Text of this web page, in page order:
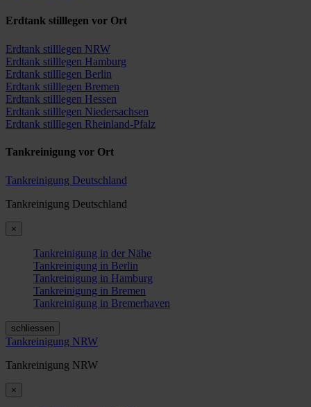
Erdtank stilllegen vor Ort
Erdtank stilllegen NRW
Erdtank stilllegen Hamburg
Erdtank stilllegen Berlin
Erdtank stilllegen Bremen
Erdtank stilllegen Hessen
Erdtank stilllegen Niedersachsen
Erdtank stilllegen Rheinland-Pfalz
Tankreinigung vor Ort
Tankreinigung Deutschland
Tankreinigung Deutschland
×
Tankreinigung in der Nähe
Tankreinigung in Berlin
Tankreinigung in Hamburg
Tankreinigung in Bremen
Tankreinigung in Bremerhaven
schliessen
Tankreinigung NRW
Tankreinigung NRW
×